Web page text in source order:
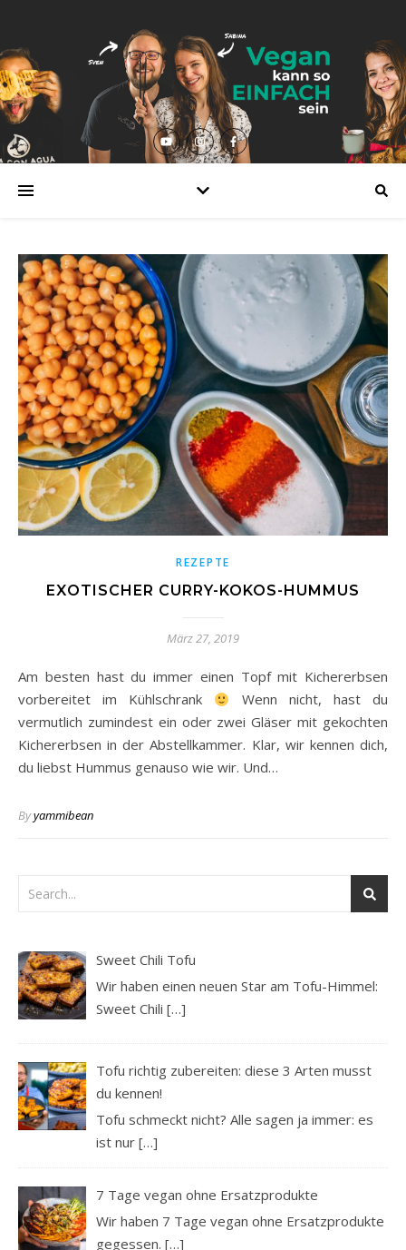
REZEPTE
EXOTISCHER CURRY-KOKOS-HUMMUS
März 27, 2019
Am besten hast du immer einen Topf mit Kichererbsen
vorbereitet im Kühlschrank
Wenn nicht, hast du
vermutlich zumindest ein oder zwei Gläser mit gekochten
Kichererbsen in der Abstellkammer. Klar, wir kennen dich,
du liebst Hummus genauso wie wir. Und…
Byyammibean
Sweet Chili Tofu
Wir haben einen neuen Star am Tofu-Himmel:
Sweet Chili[…]
Tofu richtig zubereiten: diese 3 Arten musst
du kennen!
Tofu schmeckt nicht? Alle sagen ja immer: es
ist nur[…]
7 Tage vegan ohne Ersatzprodukte
Wir haben 7 Tage vegan ohne Ersatzprodukte
gegessen.[…]